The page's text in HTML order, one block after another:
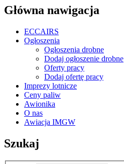
Główna nawigacja
ECCAIRS
Ogłoszenia
Ogłoszenia drobne
Dodaj ogłoszenie drobne
Oferty pracy
Dodaj ofertę pracy
Imprezy lotnicze
Ceny paliw
Awionika
O nas
Awiacja IMGW
Szukaj